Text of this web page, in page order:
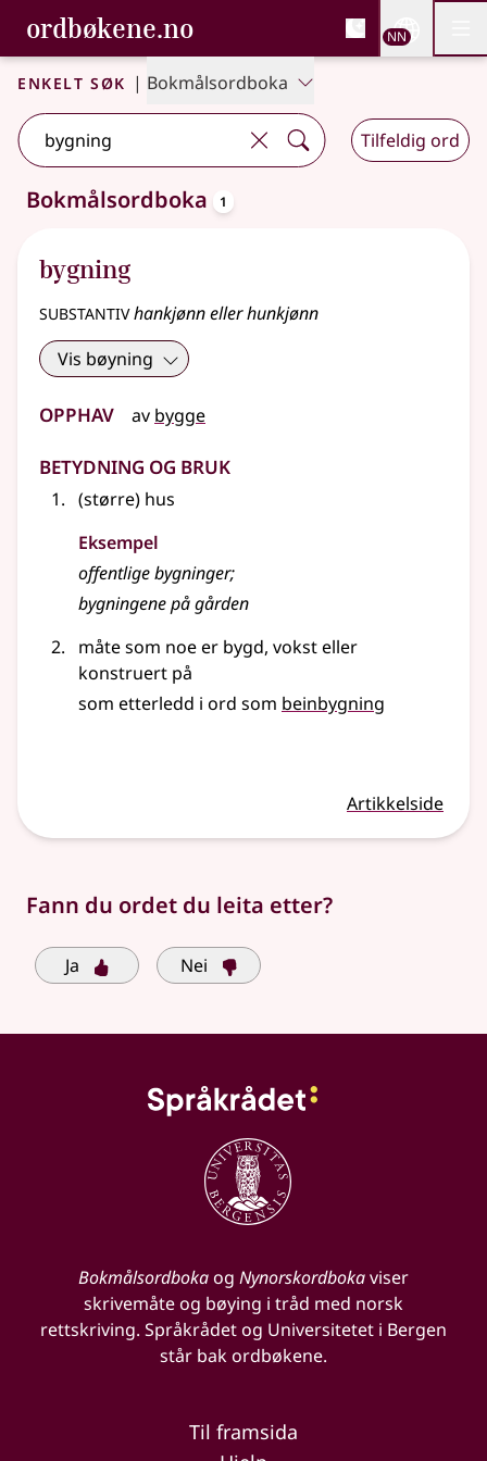
Gå til hovudinnhald
Tilgjenge
ordbøkene.no, Bokmålsordboka og
Bokmålsordboka og Nynorskordboka
NN
Enkelt søk | Bokmålsordboka
Tilfeldig ord
Eitt treff.Ytterlegare søkjeforslag tilgjengelege
Bokmålsordboka 1
bygning
substantivhankjønn eller hunkjønn
Vis bøyning
Opphav av bygge
Betydning og bruk
(større) hus
Eksempel
offentligebygninger;
bygningenepå gården
måte som noe er bygd, voksteller
konstruert på
som etterledd i ord som beinbygning
Artikkelside
Fann du ordet du leita etter?
Ja Nei
Bokmålsordbokaog Nynorskordbokaviser
skrivemåte og bøying i tråd med norsk
rettskriving. Språkrådet og Universitetet i Bergen
står bak ordbøkene.
Til framsida